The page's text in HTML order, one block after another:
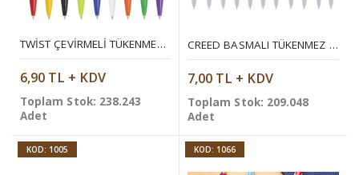
TWIST ÇEVIRMELI TÜKENMEZ KALEM
6,90 TL + KDV
Toplam Stok: 238.243
Adet
CREED BASMALI TÜKENMEZ KALEM
7,00 TL + KDV
Toplam Stok: 209.048
Adet
KOD: 1005 KOD: 1066